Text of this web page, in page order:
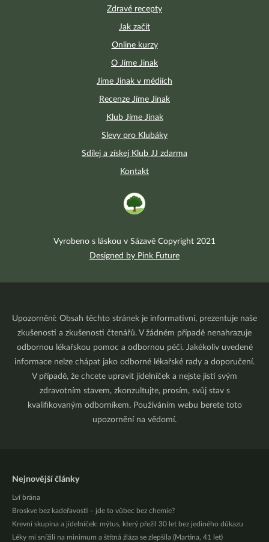
Zdravé recepty
Jak začít
Online kurzy
O Jíme Jinak
Jíme Jinak v médiích
Recenze Jíme Jinak
Klub Jíme Jinak
Slevy pro Klubáky
Sdílej a získej Klub JJ zdarma
Kontakt
Vyrobeno s láskou v Sázavě Copyright 2021
Designed by Pink Future
Upozornění: Obsah těchto stránek je informativní, prezentuje naše
zkušenosti a zkušenosti čtenářů. V žádném případě nenahrazuje
odbornou lékařskou pomoc a odbornou péči. Jakékoliv uvedené
informace nelze chápat jako odborné lékařské rady a doporučení.
V případě, že chcete upravit jídelníček a nejste jistí svým
zdravotním stavem, zkonzultujte, prosím, svůj stav s
kvalifikovaným odborníkem. Používáním webu berete toto
upozornění na vědomí.
Nejnovější články
Lví brána
Broskve bez kadeřavosti – jde to vůbec bez chemie?
Krevní skupina a jídelníček: mýtus, který přežil 30 let bez jediného důkazu
Léky mi snížili na minimum a štítná žláza se zlepšila (Martina, 41 let)